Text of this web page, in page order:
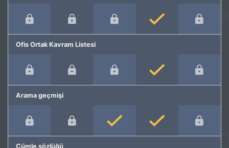
Ofis Ortak Kavram Listesi
Arama geçmişi
Cümle sözlüğü